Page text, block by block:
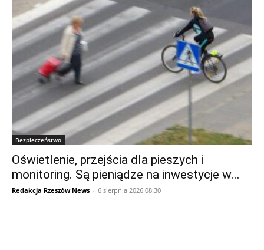
Bezpieczeństwo
Oświetlenie, przejścia dla pieszych i
monitoring. Są pieniądze na inwestycje w...
Redakcja Rzeszów News - 6 sierpnia 2026 08:30